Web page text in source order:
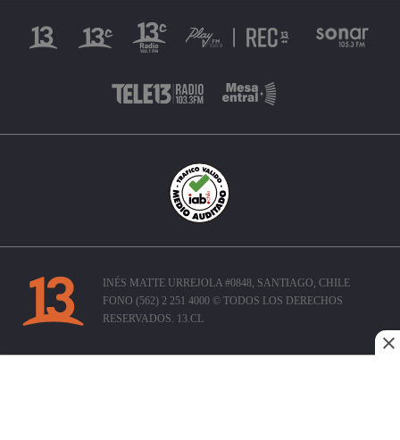
INÉS MATTE URREJOLA #0848, SANTIAGO, CHILE
FONO (562) 2 251 4000 © TODOS LOS DERECHOS
RESERVADOS. 13.CL